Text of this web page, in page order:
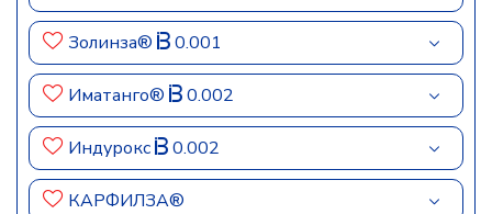
Золинза® 0.001
Иматанго® 0.002
Индурокс 0.002
КАРФИЛЗА®